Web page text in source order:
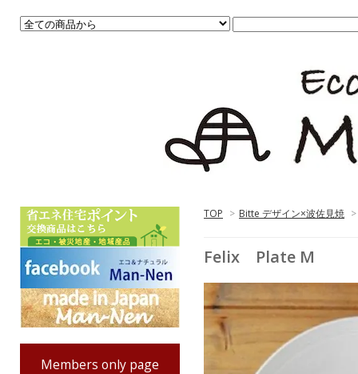
TOP > Bitte デザイン×波佐見焼 >
Felix Plate M
Members only page